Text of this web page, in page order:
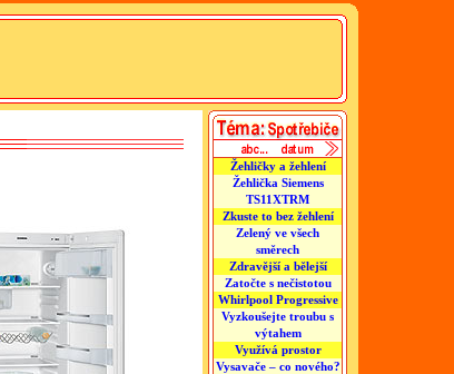
Žehličky a žehlení
Žehlička Siemens
TS11XTRM
Zkuste to bez žehlení
Zelený ve všech
směrech
Zdravější a bělejší
Zatočte s nečistotou
Whirlpool Progressive
Vyzkoušejte troubu s
výtahem
Využívá prostor
Vysavače – co nového?